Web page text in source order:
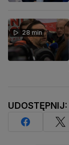
28 min
UDOSTĘPNIJ: